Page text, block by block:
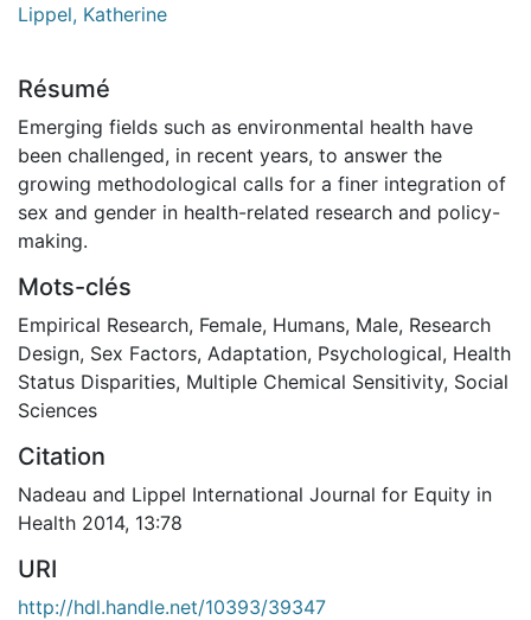
Lippel, Katherine
Résumé
Emerging fields such as environmental health have
been challenged, in recent years, to answer the
growing methodological calls for a finer integration of
sex and gender in health-related research and policy-
making.
Mots-clés
Empirical Research, Female, Humans, Male, Research
Design, Sex Factors, Adaptation, Psychological, Health
Status Disparities, Multiple Chemical Sensitivity, Social
Sciences
Citation
Nadeau and Lippel International Journal for Equity in
Health 2014, 13:78
URI
http://hdl.handle.net/10393/39347